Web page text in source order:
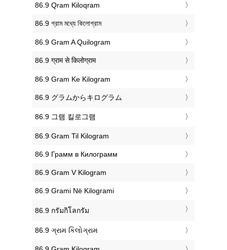
‎86.9 Qram Kiloqram
‎86.9 গ্রাম মধ্যে কিলোগ্রাম
‎86.9 Gram A Quilogram
‎86.9 ग्राम से किलोग्राम
‎86.9 Gram Ke Kilogram
‎86.9 グラムからキログラム
‎86.9 그램 킬로그램
‎86.9 Gram Til Kilogram
‎86.9 Грамм в Килограмм
‎86.9 Gram V Kilogram
‎86.9 Grami Në Kilogrami
‎86.9 กรัมกิโลกรัม
‎86.9 ગ્રામ કિલોગ્રામ